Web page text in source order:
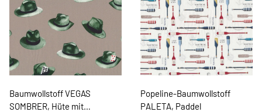
Baumwollstoff VEGAS
SOMBRER, Hüte mit
Popeline-Baumwollstoff
PALETA, Paddel